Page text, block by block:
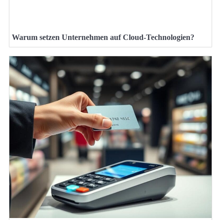
Warum setzen Unternehmen auf Cloud-Technologien?